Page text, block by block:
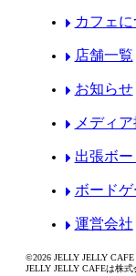
カフェ
店舗一覧
お知らせ
メディ
出張ボ
ボード
運営会社
©2026 JELLY JELLY CAFE
JELLY JELLY CAFEは株